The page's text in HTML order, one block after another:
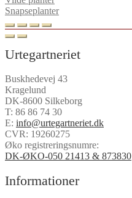
Snapseplanter
Urtegartneriet
Buskhedevej 43
Kragelund
DK-8600 Silkeborg
T: 86 86 74 30
E: info@urtegartneriet.dk
CVR: 19260275
Øko registreringsnumre:
DK-ØKO-050 21413 & 873830
Informationer